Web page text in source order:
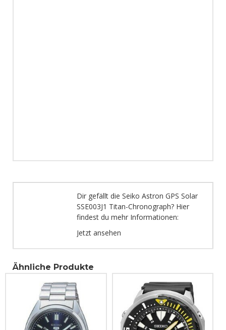
Dir gefällt die Seiko Astron GPS Solar
SSE003J1 Titan-Chronograph? Hier
findest du mehr Informationen:
Jetzt ansehen
Ähnliche Produkte